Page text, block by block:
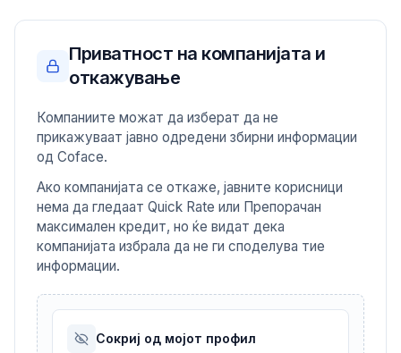
Приватност на компанијата и
откажување
Компаниите можат да изберат да не
прикажуваат јавно одредени збирни информации
од Coface.
Ако компанијата се откаже, јавните корисници
нема да гледаат Quick Rate или Препорачан
максимален кредит, но ќе видат дека
компанијата избрала да не ги споделува тие
информации.
Сокриј од мојот профил